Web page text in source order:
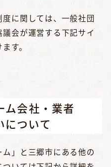
に関しては、一般社団
会が運営する下記サイ
す。
ム会社・業者
について
」と三郷市にある他の